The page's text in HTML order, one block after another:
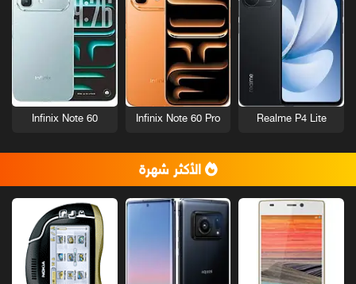
Realme P4 Lite
Infinix Note 60 Pro
Infinix Note 60
الأكثر شهرة